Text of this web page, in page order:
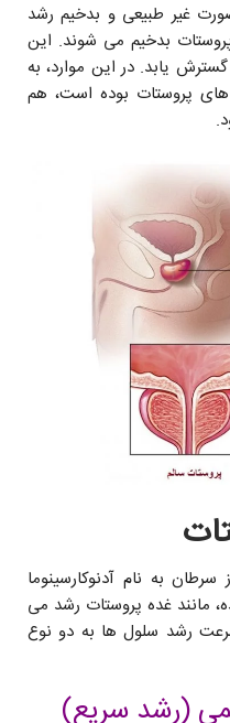
غیر طبیعی و بدخیم رشد
بدخیم مى شوند. این
یابد. در این موارد، به
پروستات بوده است، هم
به نام آدنوکارسینوما
مانند غده پروستات رشد می
رشد سلول ها به دو نوع
(رشد سریع)